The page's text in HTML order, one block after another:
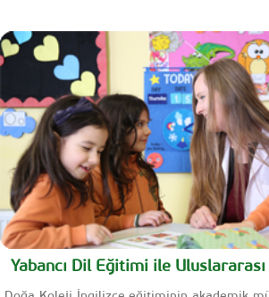
Yabancı Dil Eğitimi ile